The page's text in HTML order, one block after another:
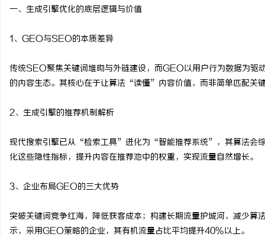
一、生成引擎优化的底层逻辑与价值
1、GEO与SEO的本质差异
传统SEO聚焦关键词堆砌与外链建设，而GEO以用户行为数据为驱
的内容生态。其核心在于让算法“读懂”内容价值，而非简单匹配关
2、生成引擎的推荐机制解析
现代搜索引擎已从“检索工具”进化为“智能推荐系统”，其算法会
化这些隐性指标，提升内容在推荐池中的权重，实现流量自然增长。
3、企业布局GEO的三大优势
突破关键词竞争红海，降低获客成本；构建长期流量护城河，减少
示，采用GEO策略的企业，其有机流量占比平均提升40%以上。
线影院的崛起与未来发展趋势深度解析 云电影网：开启无限视